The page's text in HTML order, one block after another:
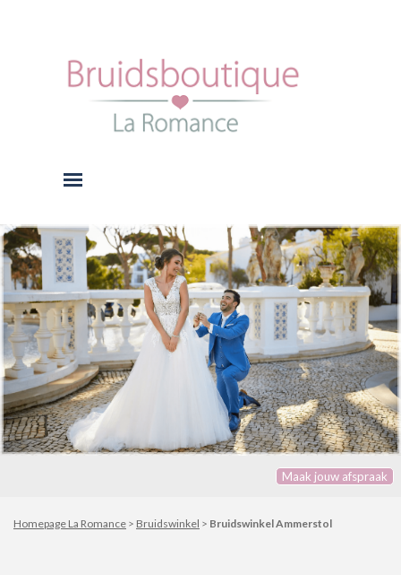
Menu overslaan
Maak jouw afspraak
Homepage La Romance > Bruidswinkel > Bruidswinkel Ammerstol